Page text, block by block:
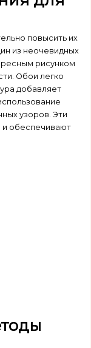
повысить их
из неочевидных
рисунком
Обои легко
добавляет
узоров. Эти
и обеспечивают